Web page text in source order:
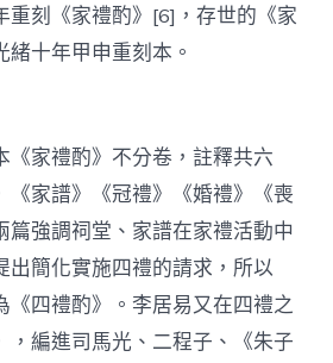
重刻《家禮酌》[6]，存世的《家
十年甲申重刻本。
《家禮酌》不分卷，註釋共六
《家譜》《冠禮》《婚禮》《喪
篇強調祠堂、家譜在家禮活動中
出簡化實施四禮的請求，所以
《四禮酌》。李居易又在四禮之
，編進司馬光、二程子、《朱子